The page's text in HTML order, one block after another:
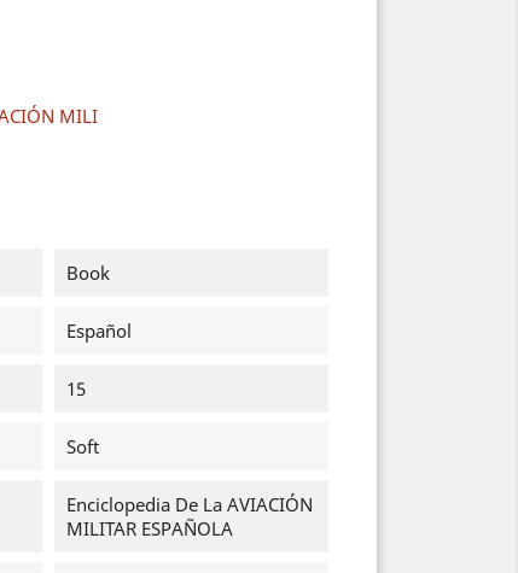
MILI
Book
Español
15
Soft
Enciclopedia De La AVIACIÓN
MILITAR ESPAÑOLA